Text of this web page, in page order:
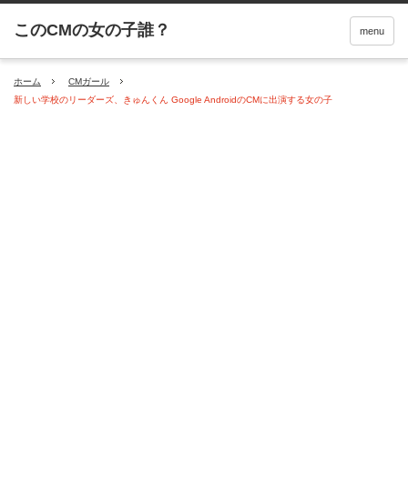
menu
ホーム
CMガール
新しい学校のリーダーズ、きゅんくん Google AndroidのCMに出演する女の子